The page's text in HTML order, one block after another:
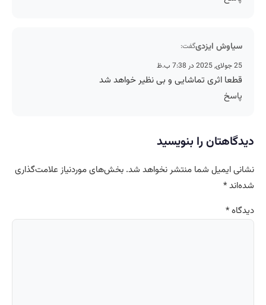
سیاوش ایزدیگفت:
25 جولای, 2025 در 7:38 ب.ظ
قطعا اثری تماشایی و بی نظیر خواهد شد
پاسخ
دیدگاهتان را بنویسید
نشانی ایمیل شما منتشر نخواهد شد. بخش‌های موردنیاز علامت‌گذاری
شده‌اند*
دیدگاه*